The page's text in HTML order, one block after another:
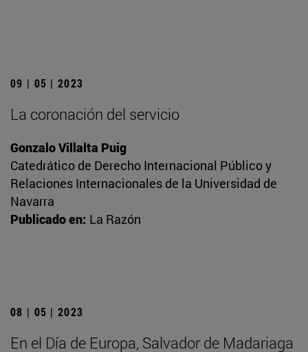
09 | 05 | 2023
La coronación del servicio
Gonzalo Villalta Puig
Catedrático de Derecho Internacional Público y
Relaciones Internacionales de la Universidad de
Navarra
Publicado en: La Razón
08 | 05 | 2023
En el Día de Europa, Salvador de Madariaga